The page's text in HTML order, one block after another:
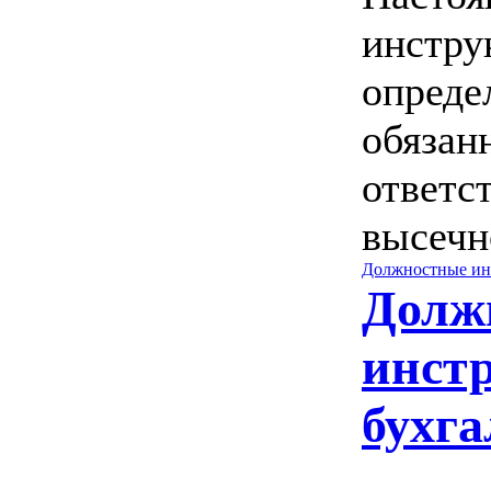
Должностные